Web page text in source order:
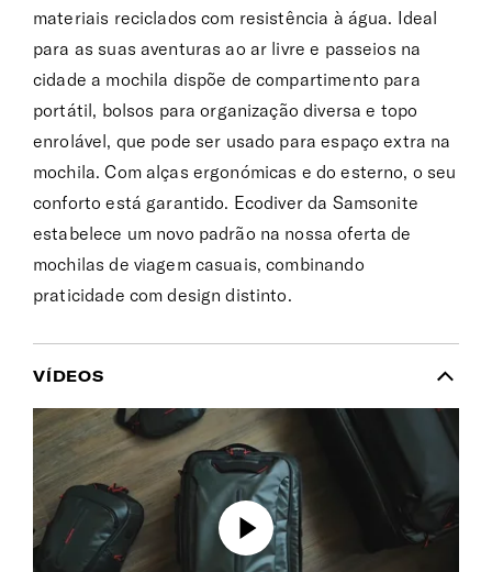
materiais reciclados com resistência à água. Ideal
para as suas aventuras ao ar livre e passeios na
cidade a mochila dispõe de compartimento para
portátil, bolsos para organização diversa e topo
enrolável, que pode ser usado para espaço extra na
mochila. Com alças ergonómicas e do esterno, o seu
conforto está garantido. Ecodiver da Samsonite
estabelece um novo padrão na nossa oferta de
mochilas de viagem casuais, combinando
praticidade com design distinto.
VÍDEOS